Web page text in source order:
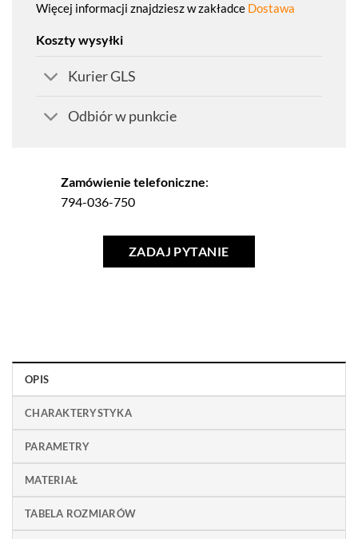
Więcej informacji znajdziesz w zakładce Dostawa
Koszty wysyłki
Kurier GLS
Odbiór w punkcie
Zamówienie telefoniczne:
794-036-750
ZADAJ PYTANIE
OPIS
CHARAKTERYSTYKA
PARAMETRY
MATERIAŁ
TABELA ROZMIARÓW